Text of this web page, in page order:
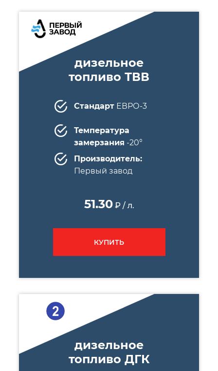
дизельное
топливо ТВВ
СтандартЕВРО-3
Температура
замерзания -20°
Производитель:
Первый завод
51.30 ₽ / л.
КУПИТЬ
дизельное
топливо ДГК